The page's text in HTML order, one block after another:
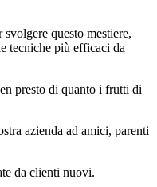
questo mestiere,
tecniche più efficaci da
presto di quanto i frutti di
azienda ad amici, parenti
da clienti nuovi.